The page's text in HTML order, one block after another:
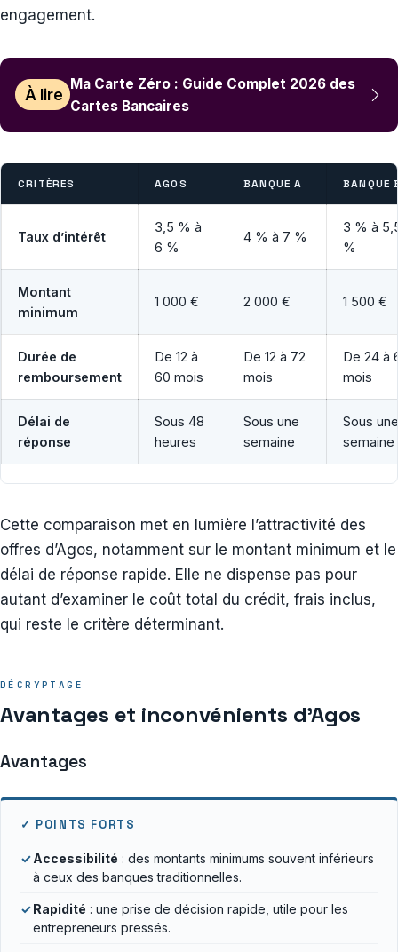
engagement.
À lire
Ma Carte Zéro : Guide Complet 2026 des
Cartes Bancaires
CRITÈRES AGOS BANQUE A BANQUE
Taux d’intérêt
3,5 % à
6 %
4 % à 7 %
3 % à
%
Montant
minimum
1 000 € 2 000 € 1 500 €
Durée de
remboursement
De 12 à
60 mois
De 12 à 72
mois
De 24 à
mois
Délai de
réponse
Sous 48
heures
Sous une
semaine
Sous une
semaine
Cette comparaison met en lumière l’attractivité des
offres d’Agos, notamment sur le montant minimum et le
délai de réponse rapide. Elle ne dispense pas pour
autant d’examiner le coût total du crédit, frais inclus,
qui reste le critère déterminant.
DÉCRYPTAGE
Avantages et inconvénients d’Agos
Avantages
✓ POINTS FORTS
✓Accessibilité : des montants minimums souvent inférieurs
à ceux des banques traditionnelles.
✓Rapidité : une prise de décision rapide, utile pour les
entrepreneurs pressés.